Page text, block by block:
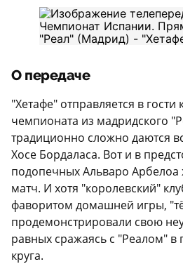
О передаче
"Хетафе" отправляется в гости
чемпионата из мадридского
традиционно сложно даются
Хосе Бордаласа. Вот и в
подопечных Альваро
матч. И хотя "королевский"
фаворитом домашней игры,
продемонстрировали свою
равных сражаясь с "Реалом" в
круга.